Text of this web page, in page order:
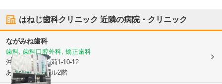
はねじ歯科クリニック 近隣の病院・クリニック
ながみね歯科
歯科, 歯科口腔外科, 矯正歯科
沖縄県那覇市銘苅1-10-12
あじまあ南西ビル2階